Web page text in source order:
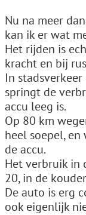
Nu na meer
kan ik er wat
Het rijden is
kracht en bij
In
springt de
accu leeg is.
Op 80 km
heel soepel,
de accu.
Het verbruik in
20, in de
De auto is erg
ook eigenlijk